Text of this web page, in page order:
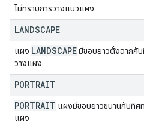
ไม่ทราบการวางแนวแผง
LANDSCAPE
แผง LANDSCAPEมีขอบยาวตั้งฉากกั
วางแผง
PORTRAIT
PORTRAIT แผงมีขอบยาวขนานกับทิศ
แผง